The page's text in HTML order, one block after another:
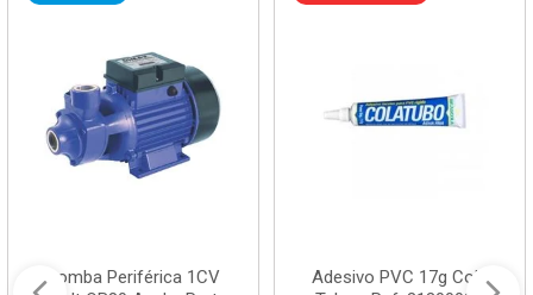
Bomba Periférica 1CV
Adesivo PVC 17g Cola